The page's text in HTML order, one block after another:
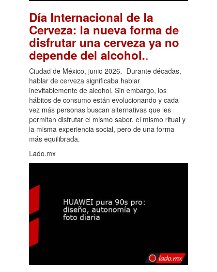
Día Internacional de la
Cerveza: la nueva forma de
disfrutar una cerveza ya no
depende del alcohol..
Ciudad de México, junio 2026.- Durante décadas,
hablar de cerveza significaba hablar
inevitablemente de alcohol. Sin embargo, los
hábitos de consumo están evolucionando y cada
vez más personas buscan alternativas que les
permitan disfrutar el mismo sabor, el mismo ritual y
la misma experiencia social, pero de una forma
más equilibrada.
Lado.mx